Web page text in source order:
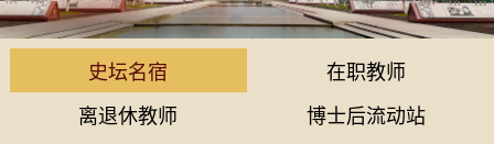
史坛名宿
在职教师
离退休教师
博士后流动站